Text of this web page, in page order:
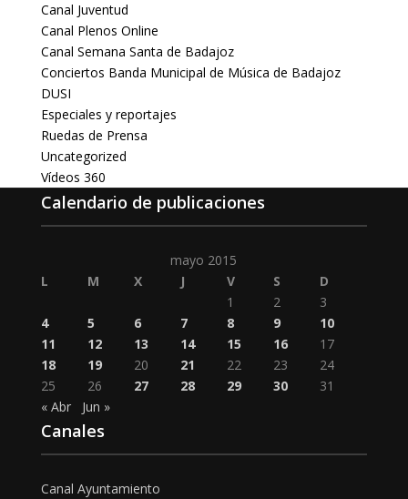
Canal Juventud
Canal Plenos Online
Canal Semana Santa de Badajoz
Conciertos Banda Municipal de Música de Badajoz
DUSI
Especiales y reportajes
Ruedas de Prensa
Uncategorized
Vídeos 360
Calendario de publicaciones
mayo 2015
L
M X J V S
D
1
2
3
4
5 6 7 8 9
10
11
12 13 14 15 16
17
18
19 20 21 22 23
24
25
26 27 28 29 30
31
« Abr
Jun »
Canales
Canal Ayuntamiento